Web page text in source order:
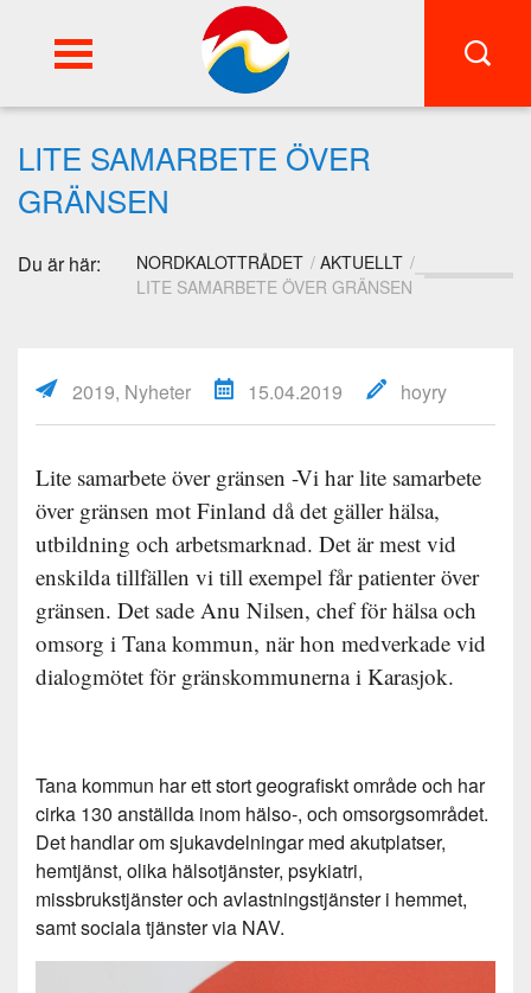
SWE
LITE SAMARBETE ÖVER
GRÄNSEN
Du är här: NORDKALOTTRÅDET
AKTUELLT
LITE SAMARBETE ÖVER GRÄNSEN
2019, Nyheter 15.04.2019 hoyry
Lite samarbete över gränsen -Vi har lite samarbete
över gränsen mot Finland då det gäller hälsa,
utbildning och arbetsmarknad. Det är mest vid
enskilda tillfällen vi till exempel får patienter över
gränsen. Det sade Anu Nilsen, chef för hälsa och
omsorg i Tana kommun, när hon medverkade vid
dialogmötet för gränskommunerna i Karasjok.
Tana kommun har ett stort geografiskt område och har
cirka 130 anställda inom hälso-, och omsorgsområdet.
Det handlar om sjukavdelningar med akutplatser,
hemtjänst, olika hälsotjänster, psykiatri,
missbrukstjänster och avlastningstjänster i hemmet,
samt sociala tjänster via NAV.